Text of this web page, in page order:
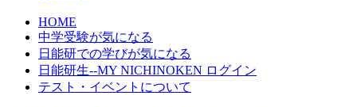
HOME
中学受験が気になる
日能研での学びが気になる
日能研生--MY NICHINOKEN ログイン
テスト・イベントについて